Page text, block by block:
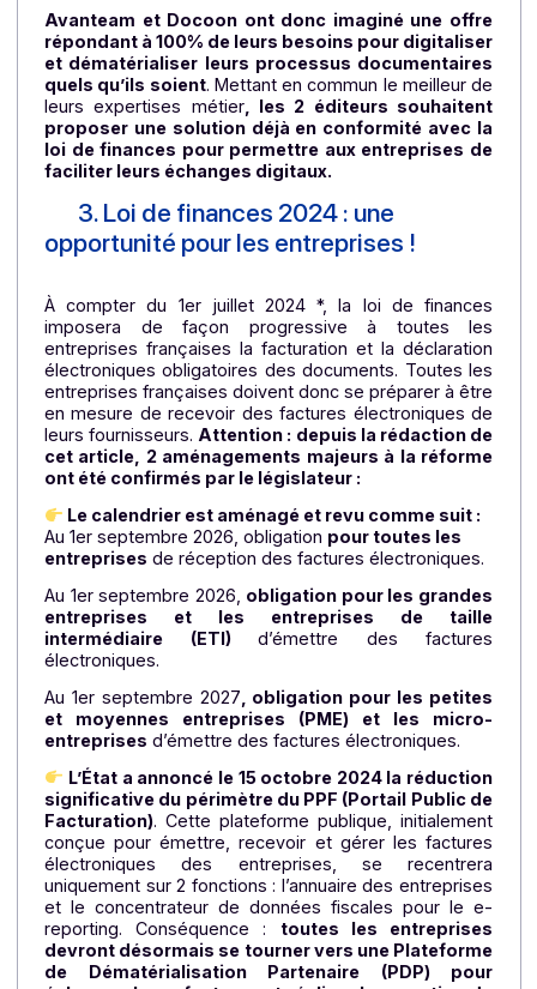
Issu du rapprochement des sociétés
Messaging et DPii qui ont pour ADN commun
et la satisfaction client, Docoon s’engage à
des réponses adaptées à chaque entreprise.
approche orientée client que partage Avanteam,
qui une collaboration semblait donc naturelle. De
les 2 entreprises avaient déjà collaboré en 2021
succès pour le Groupe Synerlab, qui développe
fabrique des produits dans le
pharmaceutique en Europe.
répondant à 100% de leurs besoins pour
et dématérialiser leurs processus
quels qu’ils soient. Mettant en commun le meilleur
leurs expertises métier, les 2 éditeurs
proposer une solution déjà en conformité avec
loi de finances pour permettre aux entreprises
faciliter leurs échanges digitaux.
3. Loi de finances 2024 : une
opportunité pour les entreprises !
À compter du 1er juillet 2024 *, la loi de
imposera de façon progressive à toutes
entreprises françaises la facturation et la
électroniques obligatoires des documents. Toutes
en mesure de recevoir des factures électroniques
leurs fournisseurs.Attention : depuis la rédaction
cet article, 2 aménagements majeurs à la
ont été confirmés par le législateur :
Le calendrier est aménagé et revu comme suit :
Au 1er septembre 2026, obligationpour toutes les
entreprises
de réception des factures électroniques.
Au 1er septembre 2026,obligation pour les
entreprises et les entreprises de
intermédiaire (ETI)d’émettre des
électroniques.